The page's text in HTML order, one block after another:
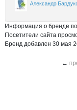
Александр
Информация о бренде
Посетители сайта
Бренд добавлен 30 мая
←